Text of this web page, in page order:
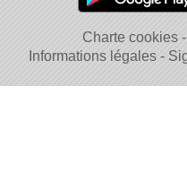
Charte cookies
Informations légales